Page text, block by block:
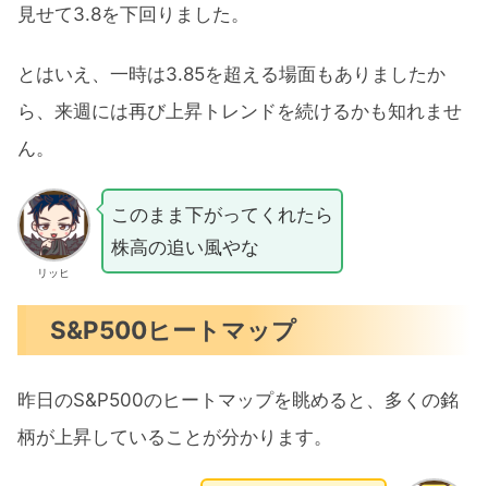
見せて3.8を下回りました。
とはいえ、一時は3.85を超える場面もありましたか
ら、来週には再び上昇トレンドを続けるかも知れませ
ん。
リッヒ
このまま下がってくれたら
株高の追い風やな
S&P500ヒートマップ
昨日のS&P500のヒートマップを眺めると、多くの銘
柄が上昇していることが分かります。